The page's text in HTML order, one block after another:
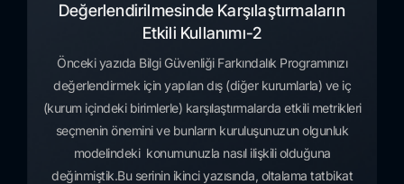
Değerlendirilmesinde Karşılaştırmaların
Etkili Kullanımı-2
Önceki yazıda Bilgi Güvenliği Farkındalık Programınızı
değerlendirmek için yapılan dış (diğer kurumlarla) ve iç
(kurum içindeki birimlerle) karşılaştırmalarda etkili metrikleri
seçmenin önemini ve bunların kuruluşunuzun olgunluk
modelindeki konumunuzla nasıl ilişkili olduğuna
değinmiştik.Bu serinin ikinci yazısında, oltalama tatbikat